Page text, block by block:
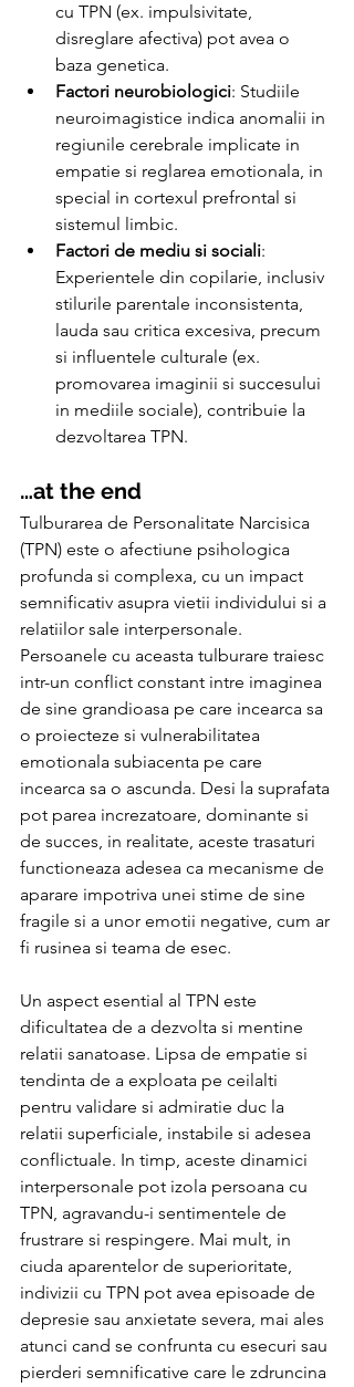
cu TPN (ex. impulsivitate,
disreglare afectiva) pot avea o
baza genetica.
Factori neurobiologici: Studiile
neuroimagistice indica anomalii in
regiunile cerebrale implicate in
empatie si reglarea emotionala, in
special in cortexul prefrontal si
sistemul limbic.
Factori de mediu si sociali:
Experientele din copilarie, inclusiv
stilurile parentale inconsistenta,
lauda sau critica excesiva, precum
si influentele culturale (ex.
promovarea imaginii si succesului
in mediile sociale), contribuie la
dezvoltarea TPN.
…at the end
Tulburarea de Personalitate Narcisica
(TPN) este o afectiune psihologica
profunda si complexa, cu un impact
semnificativ asupra vietii individului si a
relatiilor sale interpersonale.
Persoanele cu aceasta tulburare traiesc
intr-un conflict constant intre imaginea
de sine grandioasa pe care incearca sa
o proiecteze si vulnerabilitatea
emotionala subiacenta pe care
incearca sa o ascunda. Desi la suprafata
pot parea increzatoare, dominante si
de succes, in realitate, aceste trasaturi
functioneaza adesea ca mecanisme de
aparare impotriva unei stime de sine
fragile si a unor emotii negative, cum ar
fi rusinea si teama de esec.
Un aspect esential al TPN este
dificultatea de a dezvolta si mentine
relatii sanatoase. Lipsa de empatie si
tendinta de a exploata pe ceilalti
pentru validare si admiratie duc la
relatii superficiale, instabile si adesea
conflictuale. In timp, aceste dinamici
interpersonale pot izola persoana cu
TPN, agravandu-i sentimentele de
frustrare si respingere. Mai mult, in
ciuda aparentelor de superioritate,
indivizii cu TPN pot avea episoade de
depresie sau anxietate severa, mai ales
atunci cand se confrunta cu esecuri sau
pierderi semnificative care le zdruncina